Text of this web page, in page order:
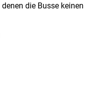
die Busse keinen